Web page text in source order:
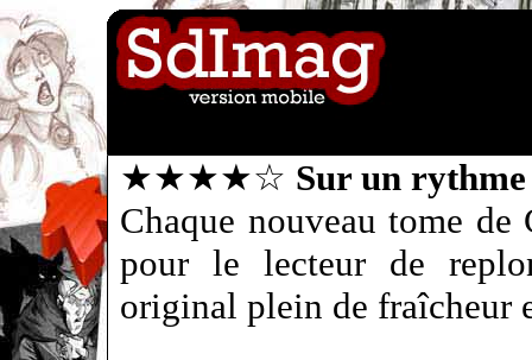
★★★★☆ Sur un rythme
Chaque nouveau tome
pour le lecteur de
original plein de fraîcheur